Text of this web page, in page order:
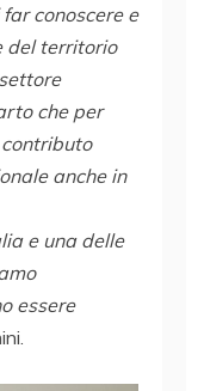
conoscere e
del territorio
che per
anche in
e una delle
essere